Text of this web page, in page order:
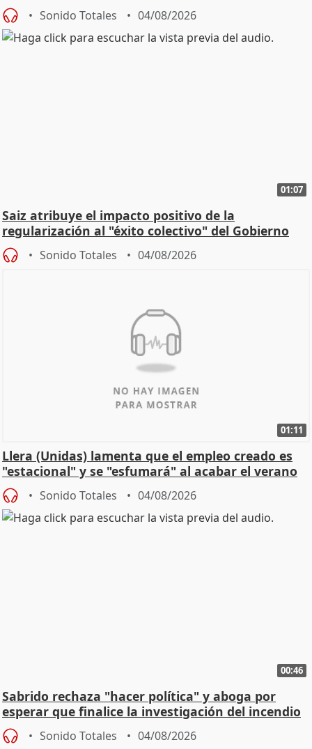
Sonido Totales 04/08/2026
01:07
Saiz atribuye el impacto positivo de la
regularización al "éxito colectivo" del Gobierno
Sonido Totales 04/08/2026
01:11
Llera (Unidas) lamenta que el empleo creado es
"estacional" y se "esfumará" al acabar el verano
Sonido Totales 04/08/2026
00:46
Sabrido rechaza "hacer política" y aboga por
esperar que finalice la investigación del incendio
Sonido Totales 04/08/2026